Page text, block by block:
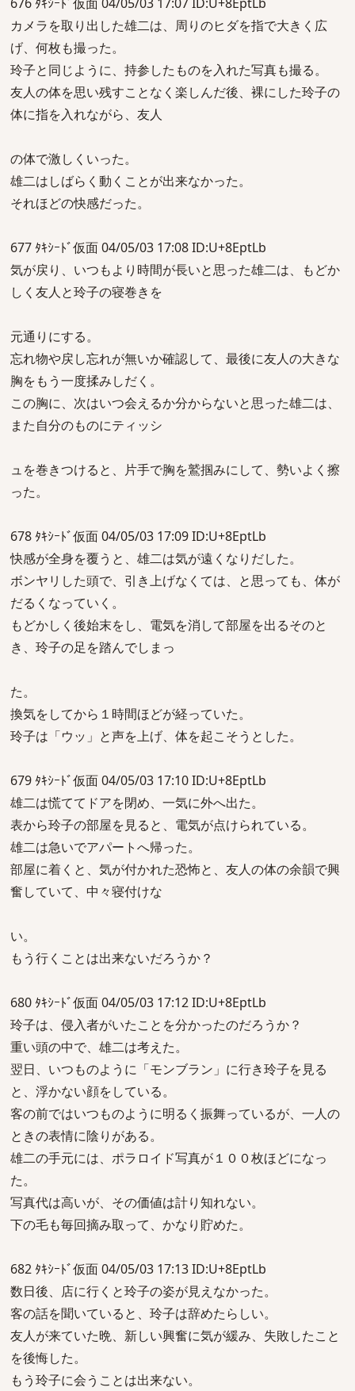
カメラを取り出した雄二は、周りのヒダを指で大きく広
げ、何枚も撮った。
玲子と同じように、持参したものを入れた写真も撮る。
友人の体を思い残すことなく楽しんだ後、裸にした玲子の
体に指を入れながら、友人
の体で激しくいった。
雄二はしばらく動くことが出来なかった。
それほどの快感だった。
677 ﾀｷｼｰﾄﾞ仮面 04/05/03 17:08 ID:U+8EptLb
気が戻り、いつもより時間が長いと思った雄二は、もどか
しく友人と玲子の寝巻きを
元通りにする。
忘れ物や戻し忘れが無いか確認して、最後に友人の大きな
胸をもう一度揉みしだく。
この胸に、次はいつ会えるか分からないと思った雄二は、
また自分のものにティッシ
ュを巻きつけると、片手で胸を鷲掴みにして、勢いよく擦
った。
678 ﾀｷｼｰﾄﾞ仮面 04/05/03 17:09 ID:U+8EptLb
快感が全身を覆うと、雄二は気が遠くなりだした。
ボンヤリした頭で、引き上げなくては、と思っても、体が
だるくなっていく。
もどかしく後始末をし、電気を消して部屋を出るそのと
き、玲子の足を踏んでしまっ
た。
換気をしてから１時間ほどが経っていた。
玲子は「ウッ」と声を上げ、体を起こそうとした。
679 ﾀｷｼｰﾄﾞ仮面 04/05/03 17:10 ID:U+8EptLb
雄二は慌ててドアを閉め、一気に外へ出た。
表から玲子の部屋を見ると、電気が点けられている。
雄二は急いでアパートへ帰った。
部屋に着くと、気が付かれた恐怖と、友人の体の余韻で興
奮していて、中々寝付けな
い。
もう行くことは出来ないだろうか？
680 ﾀｷｼｰﾄﾞ仮面 04/05/03 17:12 ID:U+8EptLb
玲子は、侵入者がいたことを分かったのだろうか？
重い頭の中で、雄二は考えた。
翌日、いつものように「モンブラン」に行き玲子を見る
と、浮かない顔をしている。
客の前ではいつものように明るく振舞っているが、一人の
ときの表情に陰りがある。
雄二の手元には、ポラロイド写真が１００枚ほどになっ
た。
写真代は高いが、その価値は計り知れない。
下の毛も毎回摘み取って、かなり貯めた。
682 ﾀｷｼｰﾄﾞ仮面 04/05/03 17:13 ID:U+8EptLb
数日後、店に行くと玲子の姿が見えなかった。
客の話を聞いていると、玲子は辞めたらしい。
友人が来ていた晩、新しい興奮に気が緩み、失敗したこと
を後悔した。
もう玲子に会うことは出来ない。